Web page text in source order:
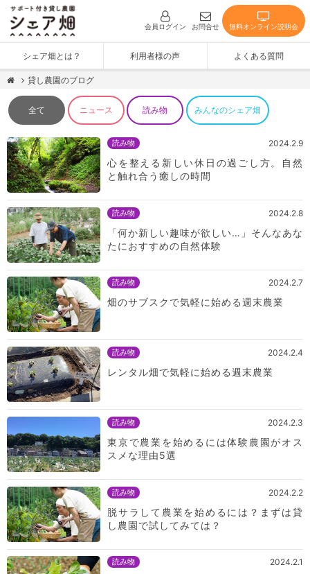
会員ログイン お問合せ 無料オンライン説明会
シェア畑とは？ 利用者様の声 よくある質問
貸し農園のブログ
全て ニュース 読み物 みんなのシェア畑
読み物 2024.2.9
心を整える新しい休日の過ごし方。自然
と触れ合う癒しの時間
読み物 2024.2.8
「何か新しい趣味が欲しい…」そんなあな
たにおすすめの自然体験
読み物 2024.2.7
畑のサブスクで気軽に始める週末農業
読み物 2024.2.4
レンタル畑で気軽に始める週末農業
読み物 2024.2.3
東京で農業を始めるには体験農園がオス
スメな理由5選
読み物 2024.2.2
脱サラして農業を始めるには？まずは貸
し農園で試してみては？
読み物 2024.2.1